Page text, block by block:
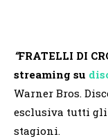
“FRATELLI DI
streaming su
Warner Bros.
esclusiva tutti gli
stagioni.